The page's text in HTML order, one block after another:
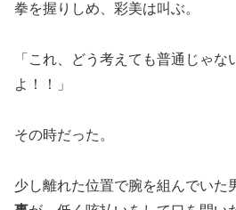
拳を握りしめ、彩美は叫ぶ。
「これ、どう考えても普通じゃな
よ！！」
その時だった。
少し離れた位置で腕を組んでい